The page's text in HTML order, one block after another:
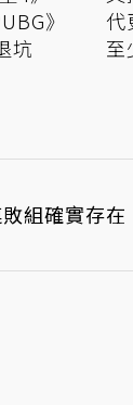
》
坑
代
至
組確實存